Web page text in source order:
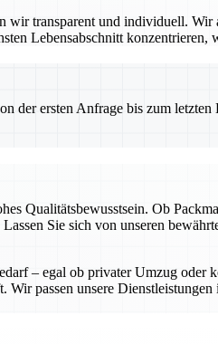
transparent und individuell.
Lebensabschnitt
der ersten Anfrage bis zum
Qualitätsbewusstsein. Ob
Sie sich von unseren
– egal ob privater Umzug oder
passen unsere